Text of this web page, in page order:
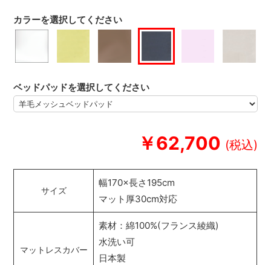
￥62,700
カラーを選択してください
ベッドパッドを選択してください
サイズ
幅170×長さ195cm
マット厚30cm対応
マットレスカバー
素材：綿100%(フランス綾織)
水洗い可
日本製